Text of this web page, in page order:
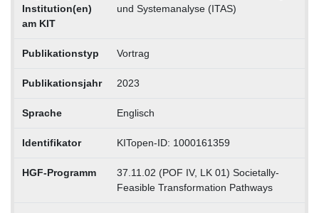
Institution(en)
am KIT
und Systemanalyse (ITAS)
Publikationstyp Vortrag
Publikationsjahr 2023
Sprache Englisch
Identifikator KITopen-ID: 1000161359
HGF-Programm
37.11.02 (POF IV, LK 01) Societally-
Feasible Transformation Pathways